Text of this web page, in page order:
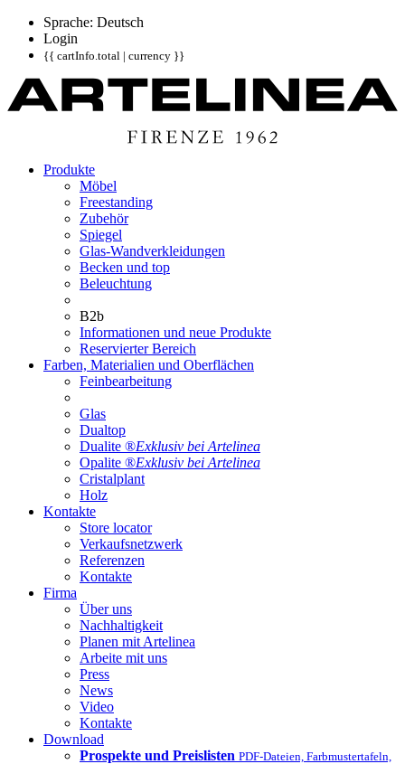
Sprache: Deutsch
Login
{{ cartInfo.total | currency }}
Produkte
Möbel
Freestanding
Zubehör
Spiegel
Glas-Wandverkleidungen
Becken und top
Beleuchtung
B2b
Informationen und neue Produkte
Reservierter Bereich
Farben, Materialien und Oberflächen
Feinbearbeitung
Glas
Dualtop
Dualite ®Exklusiv bei Artelinea
Opalite ®Exklusiv bei Artelinea
Cristalplant
Holz
Kontakte
Store locator
Verkaufsnetzwerk
Referenzen
Kontakte
Firma
Über uns
Nachhaltigkeit
Planen mit Artelinea
Arbeite mit uns
Press
News
Video
Kontakte
Download
Prospekte und Preislisten PDF-Dateien, Farbmustertafeln,